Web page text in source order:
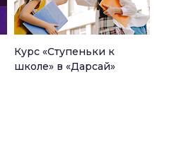
Курс «Ступеньки к
школе» в «Дарсай»